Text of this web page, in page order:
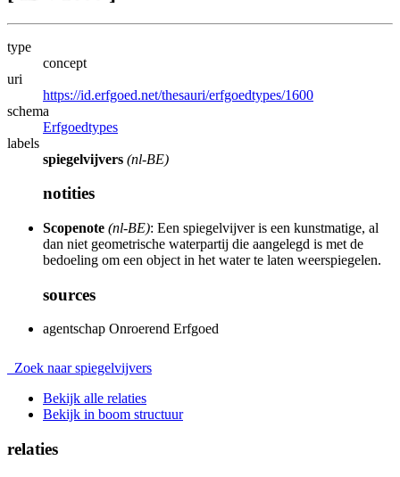
type
concept
uri
https://id.erfgoed.net/thesauri/erfgoedtypes/1600
schema
Erfgoedtypes
labels
spiegelvijvers (nl-BE)
notities
Scopenote (nl-BE): Een spiegelvijver is een kunstmatige, al
dan niet geometrische waterpartij die aangelegd is met de
bedoeling om een object in het water te laten weerspiegelen.
sources
agentschap Onroerend Erfgoed
Zoek naar spiegelvijvers
Bekijk alle relaties
Bekijk in boom structuur
relaties